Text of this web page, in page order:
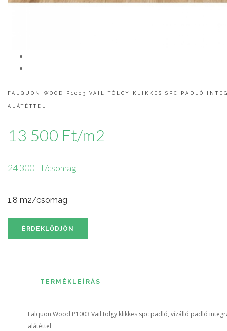
FALQUON WOOD P1003 VAIL TÖLGY KLIKKES SPC PADLÓ
ALÁTÉTTEL
13 500 Ft/m2
24 300 Ft/csomag
1.8 m2/csomag
ÉRDEKLŐDJÖN
TERMÉKLEÍRÁS
Falquon Wood P1003 Vail tölgy klikkes spc padló, vízálló padló
alátéttel